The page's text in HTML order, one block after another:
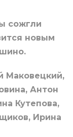
сожгли
новым
Маковецкий,
Антон
Кутепова,
Ирина